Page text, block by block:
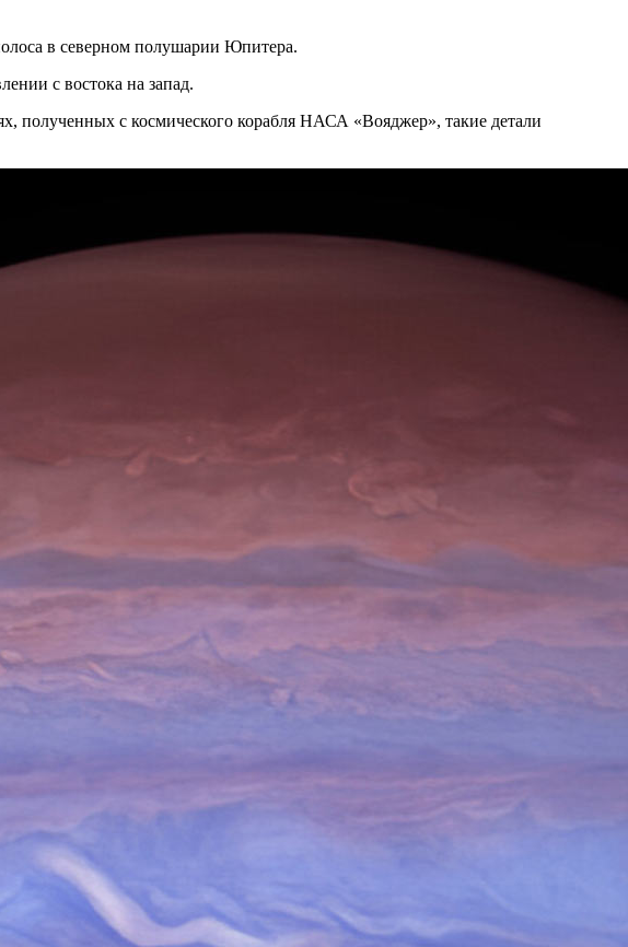
в северном полушарии Юпитера.
с востока на запад.
полученных с космического корабля НАСА «Вояджер», такие детали